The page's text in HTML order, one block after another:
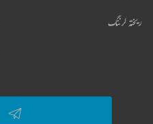
ریختہ لرننگ